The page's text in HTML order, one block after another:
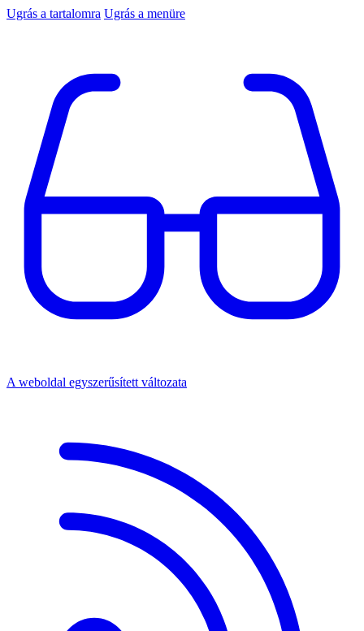
Ugrás a tartalomra Ugrás a menüre
A weboldal egyszerűsített változata